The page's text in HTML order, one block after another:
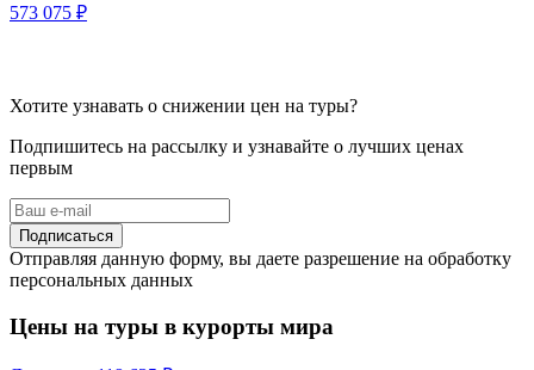
573 075 ₽
Хотите узнавать о снижении цен на туры?
Подпишитесь на рассылку и узнавайте о лучших ценах
первым
Подписаться
Отправляя данную форму, вы даете разрешение на обработку
персональных данных
Цены на туры в курорты мира